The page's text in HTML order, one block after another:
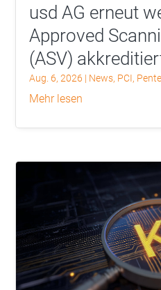
usd AG erneut
Approved
(ASV)
Aug. 6, 2026 | News, PCI,
mehr lesen